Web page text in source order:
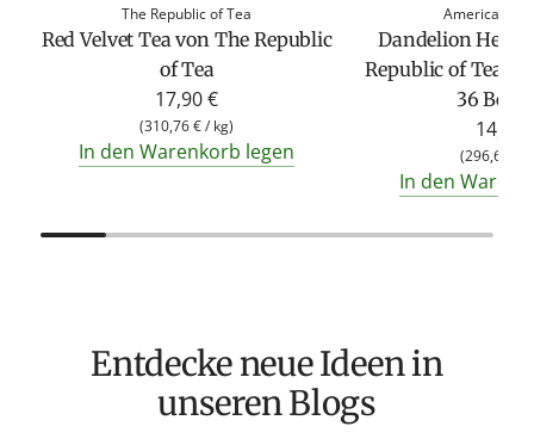
The Republic of Tea
Red Velvet Tea von The Republic
of Tea
17,90 €
(310,76 €/ kg)
In den Warenkorb legen
American
Dandelion Herb
Republic of Tea
36
14,95
(296,63 €
In den
Entdecke neue Ideen in
unseren Blogs